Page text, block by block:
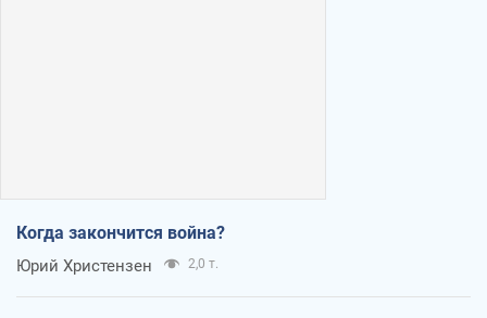
Когда закончится война?
Юрий Христензен 2,0 т.